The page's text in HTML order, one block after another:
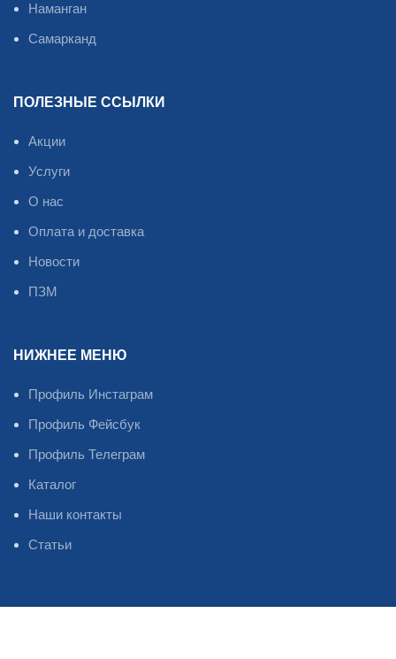
Наманган
Самарканд
ПОЛЕЗНЫЕ ССЫЛКИ
Акции
Услуги
О нас
Оплата и доставка
Новости
ПЗМ
НИЖНЕЕ МЕНЮ
Профиль Инстаграм
Профиль Фейсбук
Профиль Телеграм
Каталог
Наши контакты
Статьи